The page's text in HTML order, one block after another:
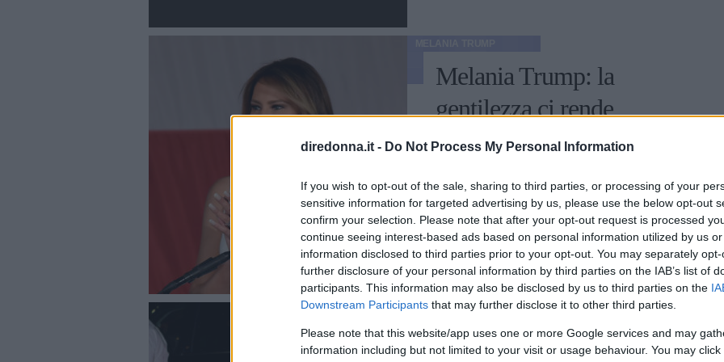
diredonna.it - Do Not Process My Personal Information
If you wish to opt-out of the sale, sharing to third parties, or processing of your
sensitive information for targeted advertising by us, please use the below opt-out
confirm your selection. Please note that after your opt-out request is processed
continue seeing interest-based ads based on personal information utilized by us
information disclosed to third parties prior to your opt-out. You may separately
further disclosure of your personal information by third parties on the IAB’s list of
participants. This information may also be disclosed by us to third parties on the
Downstream Participants that may further disclose it to other third parties.
Please note that this website/app uses one or more Google services and may
information including but not limited to your visit or usage behaviour. You may
Melania Trump: la
gentilezza ci rende
migliori
di valori quali gentilezza e altruismo.
GABRIELE DEL BUONO
SFILATE DI MODA
Anna Wintour in